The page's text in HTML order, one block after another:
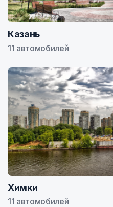
Казань
11 автомобилей
Химки
11 автомобилей